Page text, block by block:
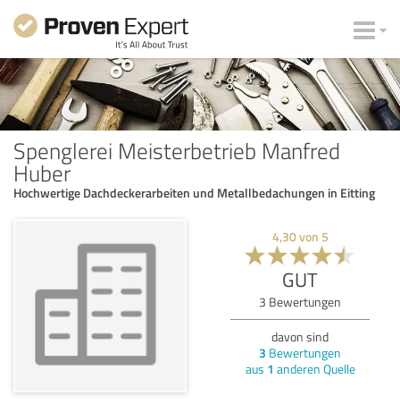
Spenglerei Meisterbetrieb Manfred
Huber
Hochwertige Dachdeckerarbeiten und Metallbedachungen in Eitting
4,30von 5
GUT
3 Bewertungen
davon sind
3 Bewertungen
aus 1 anderen Quelle